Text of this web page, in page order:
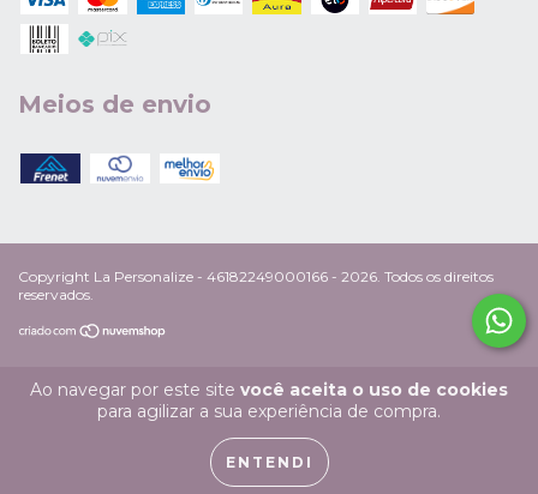
Ao navegar por este site você aceita o uso de cookies
para agilizar a sua experiência de compra.
ENTENDI
Meios de envio
Copyright La Personalize - 46182249000166 - 2026. Todos os direitos
reservados.